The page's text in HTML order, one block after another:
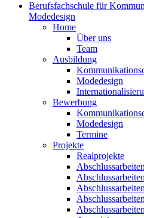
Berufsfachschule für
Modedesign
Home
Über uns
Team
Ausbildung
Modedesign
Bewerbung
Modedesign
Termine
Projekte
Realprojekte